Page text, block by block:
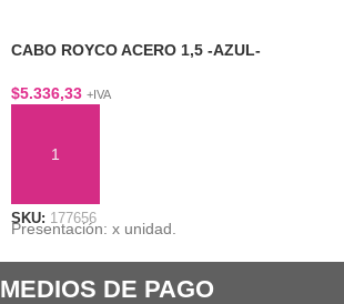
CABO ROYCO ACERO 1,5 -AZUL-
$5.336,33 +IVA
SKU: 177656
Presentación: x unidad.
MEDIOS DE PAGO